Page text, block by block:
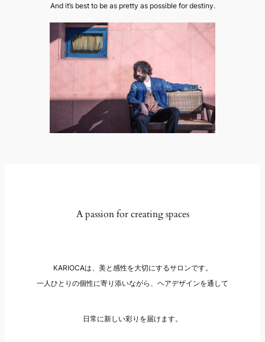
And it’s best to be as pretty as possible for destiny.
A passion for creating spaces
KARIOCAは、美と感性を大切にするサロンです。
一人ひとりの個性に寄り添いながら、ヘアデザインを通して
日常に新しい彩りを届けます。